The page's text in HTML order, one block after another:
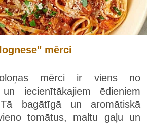
mērci
mērci ir viens no
un iecienītākajiem ēdieniem
bagātīgā un aromātiskā
tomātus, maltu gaļu un